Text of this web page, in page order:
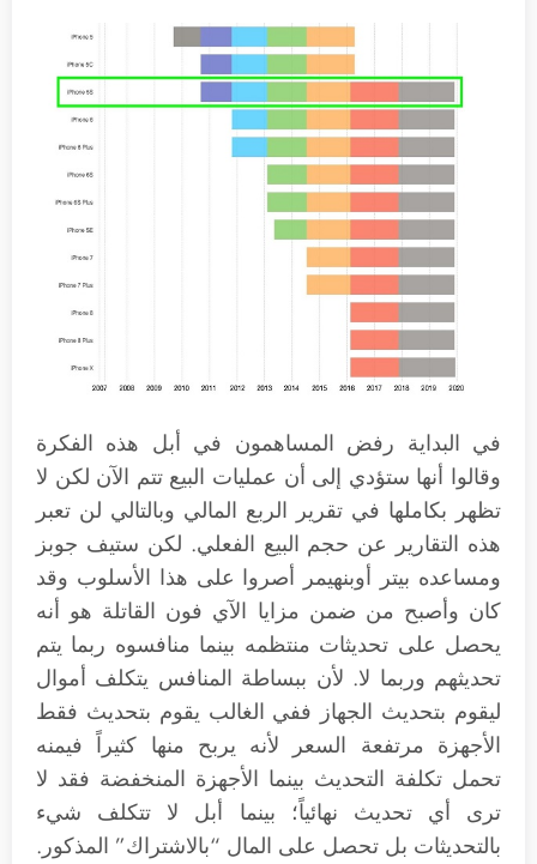
في البداية رفض المساهمون في أبل هذه الفكرة
وقالوا أنها ستؤدي إلى أن عمليات البيع تتم الآن لكن لا
تظهر بكاملها في تقرير الربع المالي وبالتالي لن تعبر
هذه التقارير عن حجم البيع الفعلي. لكن ستيف جوبز
ومساعده بيتر أوبنهيمر أصروا على هذا الأسلوب وقد
كان وأصبح من ضمن مزايا الآي فون القاتلة هو أنه
يحصل على تحديثات منتظمه بينما منافسوه ربما يتم
تحديثهم وربما لا. لأن ببساطة المنافس يتكلف أموال
ليقوم بتحديث الجهاز ففي الغالب يقوم بتحديث فقط
الأجهزة مرتفعة السعر لأنه يربح منها كثيراً فيمنه
تحمل تكلفة التحديث بينما الأجهزة المنخفضة فقد لا
ترى أي تحديث نهائياً؛ بينما أبل لا تتكلف شيء
بالتحديثات بل تحصل على المال “بالاشتراك” المذكور.